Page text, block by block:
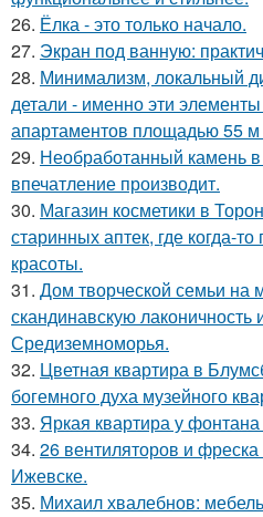
26. Ёлка - это только начало.
27. Экран под ванную:
28. Минимализм, локальный
детали - именно эти
апартаментов площадью 55 м
29. Необработанный камень
впечатление производит.
30. Магазин косметики в
старинных аптек, где когда-
красоты.
31. Дом творческой семьи на
скандинавскую
Средиземноморья.
32. Цветная квартира в
богемного духа музейного
33. Яркая квартира у
34. 26 вентиляторов и
Ижевске.
35. Михаил хвалебнов: